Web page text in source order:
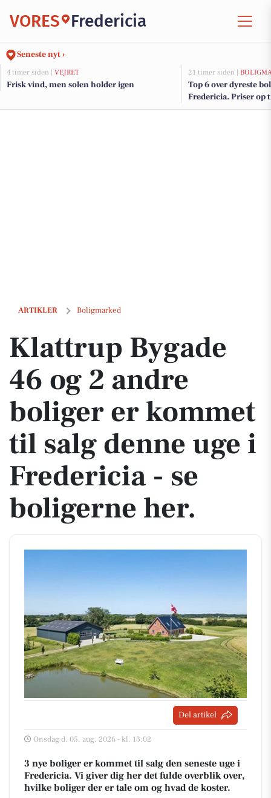
VORES Fredericia
Seneste nyt ›
4 timer siden | VEJRET
Frisk vind, men solen holder igen
21 timer siden |
Top 6 over dyreste
Fredericia. Priser op
ARTIKLER Boligmarked
Klattrup Bygade 46 og 2 andre boliger er kommet til salg denne uge
Klattrup Bygade
46 og 2 andre
boliger er kommet
til salg denne uge i
Fredericia - se
boligerne her.
Del artikel
Onsdag d. 05. aug. 2026 - kl. 13:02
3 nye boliger er kommet til salg den seneste uge i
Fredericia. Vi giver dig her det fulde overblik over,
hvilke boliger der er tale om og hvad de koster.